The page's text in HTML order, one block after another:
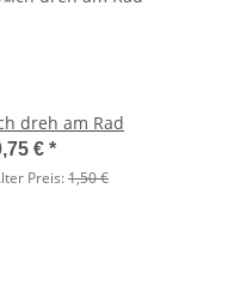
dreh am Rad
€ *
Preis:1,50 €